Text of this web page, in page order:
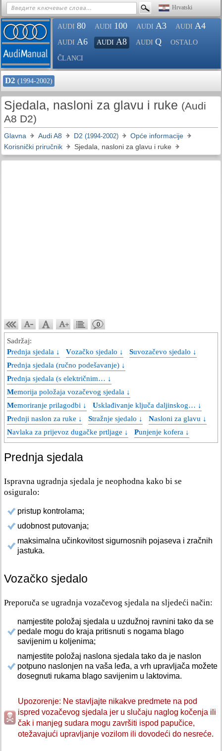
Hrvatski
AUDI 80 AUDI 100 AUDI A3 AUDI A4
AUDI A6 AUDI A8 AUDI Q OSTALO
ČLANCI
D2 (1994-2002)
Sjedala, nasloni za glavu i ruke (Audi
A8 D2)
Glavna Audi A8 D2 (1994-2002)
Opće informacije
Korisnički priručnik
Sjedala, nasloni za glavu i ruke
0
Sadržaj:
Prednja sjedala ↓
Vozačko sjedalo ↓
Suvozačevo sjedalo ↓
Prednja sjedala (ručno podešavanje) ↓
Prednja sjedala (s električnim… ↓
Memorija položaja vozačevog sjedala ↓
Memoriranje prilagodbi ↓
Usklađivanje ključa daljinskog… ↓
Prednji naslon za ruke ↓
Stražnje sjedalo ↓
Nasloni za glavu ↓
Navlaka za prijevoz dugačke prtljage ↓
Punjenje kofera ↓
Prednja sjedala
Ispravna ugradnja sjedala je neophodna kako bi se
osiguralo:
pristup kontrolama;
udobnost putovanja;
maksimalna učinkovitost sigurnosnih pojaseva i zračnih
jastuka.
Vozačko sjedalo
Preporuča se ugradnja vozačevog sjedala na sljedeći način:
namjestite položaj sjedala u uzdužnoj ravnini tako da se
pedale mogu do kraja pritisnuti s nogama blago
savijenim u koljenima;
namjestite položaj naslona sjedala tako da je naslon
potpuno naslonjen na vaša leđa, a vrh upravljača možete
dosegnuti rukama blago savijenim u laktovima.
Upozorenje: Ne stavljajte nikakve predmete na pod
ispred vozačevog sjedala jer u slučaju naglog kočenja ili
čak i manjeg sudara mogu završiti ispod papučice,
otežavajući upravljanje vozilom ili dovodeći do nesreće.